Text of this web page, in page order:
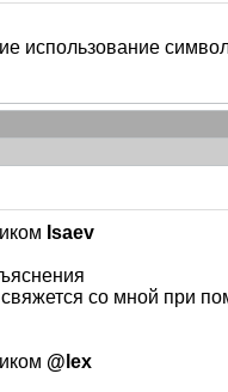
использование
Isaev
со мной при
@lex